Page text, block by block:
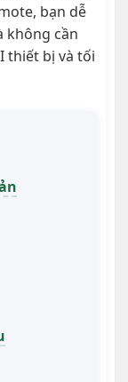
bạn dễ
không cần
thiết bị và tối